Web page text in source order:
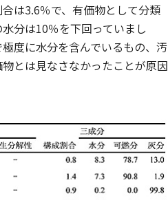
は3.6％で、有価物として分類
分は10％を下回っていまし
度に水分を含んでいるもの、汚
とは見なさなかったことが原因